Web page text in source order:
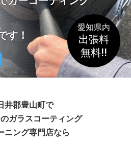
す！
愛知県内
出張料
無料!!
井郡豊山町で
ガラスコーティング
ニング専門店なら